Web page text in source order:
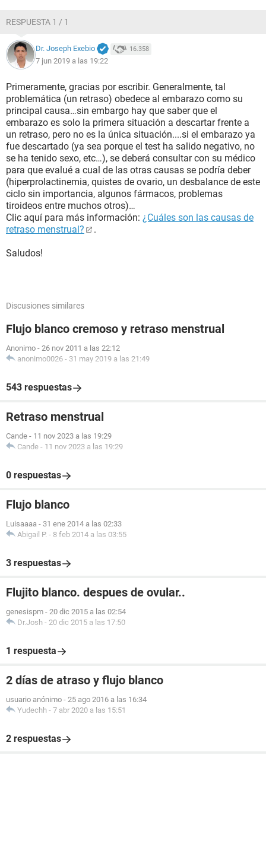
RESPUESTA 1 / 1
Dr. Joseph Exebio 16.358
7 jun 2019 a las 19:22
Primeramente, gracias por escribir. Generalmente, tal
problemática (un retraso) obedece al embarazo como su
principal causa…sin embargo hay que saber que el
embarazo es solo la primera situación a descartar frente a
un retraso, pero no es la única situación....si el embarazo ya
fue descartado (ya sea porque el test ha salido negativo, no
se ha tenido sexo, etc…), se deberá consultar con su médico
para que evalué a cual de las otras causas se podría deber
(hiperprolactinemia, quistes de ovario, un desbalance de este
ciclo sin importancia, algunos fármacos, problemas
tiroideos entre muchos otros)…
Clic aquí para más información: ¿Cuáles son las causas de
retraso menstrual?
.
Saludos!
Discusiones similares
Flujo blanco cremoso y retraso menstrual
Anonimo - 26 nov 2011 a las 22:12
anonimo0026 - 31 may 2019 a las 21:49
543 respuestas
Retraso menstrual
Cande - 11 nov 2023 a las 19:29
Cande - 11 nov 2023 a las 19:29
0 respuestas
Flujo blanco
Luisaaaa - 31 ene 2014 a las 02:33
Abigail P. - 8 feb 2014 a las 03:55
3 respuestas
Flujito blanco. despues de ovular..
genesispm - 20 dic 2015 a las 02:54
Dr.Josh - 20 dic 2015 a las 17:50
1 respuesta
2 días de atraso y flujo blanco
usuario anónimo - 25 ago 2016 a las 16:34
Yudechh - 7 abr 2020 a las 15:51
2 respuestas